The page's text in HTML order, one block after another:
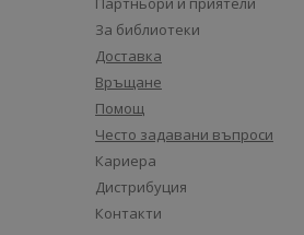
За библиотеки
Доставка
Връщане
Помощ
Често задавани въпроси
Кариера
Дистрибуция
Контакти